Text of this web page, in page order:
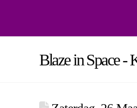
Blaze in Space -